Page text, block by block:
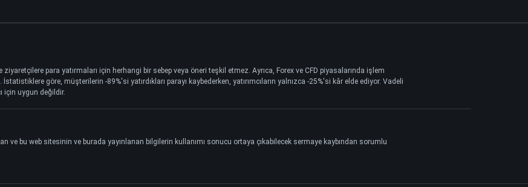
para yatırmaları için herhangi bir sebep veya öneri teşkil etmez. Ayrıca, Forex ve CFD piyasalarında işlem
göre, müşterilerin -89%'si yatırdıkları parayı kaybederken, yatırımcıların yalnızca -25%'si kâr elde ediyor. Vadeli
için uygun değildir.
ve bu web sitesinin ve burada yayınlanan bilgilerin kullanımı sonucu ortaya çıkabilecek sermaye kaybından sorumlu